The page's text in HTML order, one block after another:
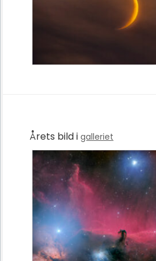
Årets bild i galleriet